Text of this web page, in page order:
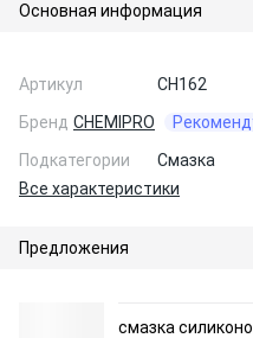
Основная информация
Артикул
CH162
Бренд CHEMIPRO
Подкатегории
Смазка
Все характеристики
Предложения
смазка